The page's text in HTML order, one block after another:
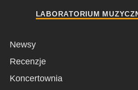
LABORATORIUM
Newsy
Recenzje
Koncertownia